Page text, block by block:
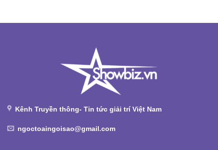
Kênh Truyền thông- Tin tức giải trí Việt Nam
ngoctoaingoisao@gmail.com